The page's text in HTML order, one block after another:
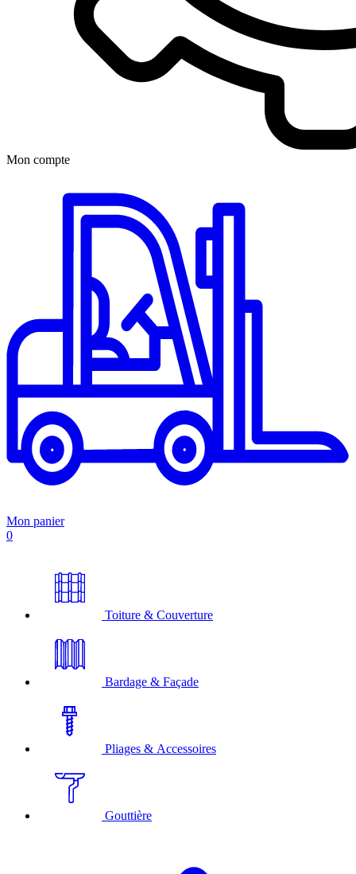
Mon compte
Mon panier
0
Toiture & Couverture
Bardage & Façade
Pliages & Accessoires
Gouttière